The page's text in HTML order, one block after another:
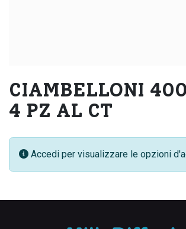
CIAMBELLONI
4 PZ AL CT
Accedi per visualizzare le opzioni